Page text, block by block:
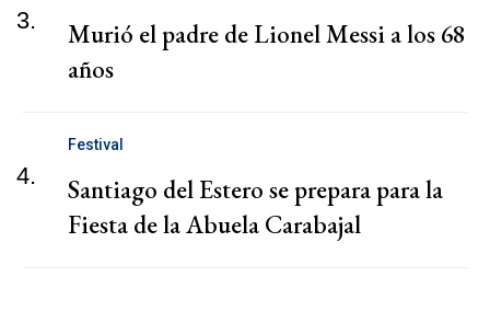
3.
Murió el padre de Lionel Messi a los 68
años
4.
Festival
Santiago del Estero se prepara para la
Fiesta de la Abuela Carabajal